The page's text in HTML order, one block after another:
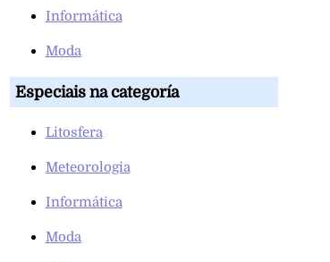
Informática
Moda
Especiais na categoría
Litosfera
Meteorologia
Informática
Moda